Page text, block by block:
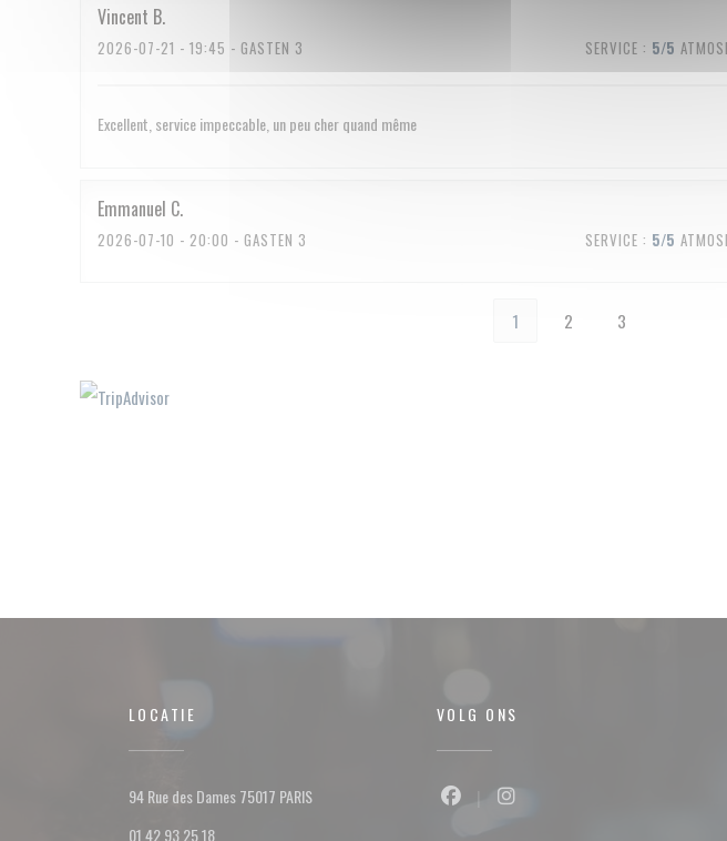
Vincent B
2026-07-21 - 19:45 - GASTEN 3 SERVICE : 5/5
Excellent, service impeccable, un peu cher quand même
Emmanuel C
2026-07-10 - 20:00 - GASTEN 3 SERVICE : 5/5
1 2 3
LOCATIE
94 Rue des Dames 75017 PARIS((opent in een nieuw venster))
01 42 93 25 18
VOLG ONS
Facebook ((opent in een nieuw
Instagram ((opent in een